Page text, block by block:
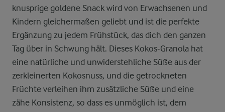
knusprige goldene Snack wird von Erwachsenen und
Kindern gleichermaßen geliebt und ist die perfekte
Ergänzung zu jedem Frühstück, das dich den ganzen
Tag über in Schwung hält. Dieses Kokos-Granola hat
eine natürliche und unwiderstehliche Süße aus der
zerkleinerten Kokosnuss, und die getrockneten
Früchte verleihen ihm zusätzliche Süße und eine
zähe Konsistenz, so dass es unmöglich ist, dem